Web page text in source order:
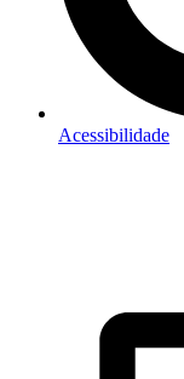
Acessibilidade